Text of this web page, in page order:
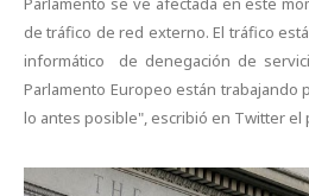
de tráfico de red externo. El tráfico
informático de denegación de
Parlamento Europeo están trabajando
lo antes posible", escribió en Twitter el